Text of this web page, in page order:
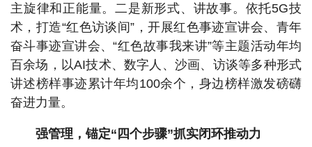
主旋律和正能量。二是新形式、讲故事。依托5G技
术，打造“红色访谈间”，开展红色事迹宣讲会、青年
奋斗事迹宣讲会、“红色故事我来讲”等主题活动年均
百余场，以AI技术、数字人、沙画、访谈等多种形式
讲述榜样事迹累计年均100余个，身边榜样激发磅礴
奋进力量。
强管理，锚定“四个步骤”抓实闭环推动力